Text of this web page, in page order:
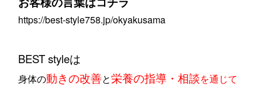
https://best-style758.jp/okyakusama
BEST styleは
身体の動きの改善と栄養の指導・相談を通じて